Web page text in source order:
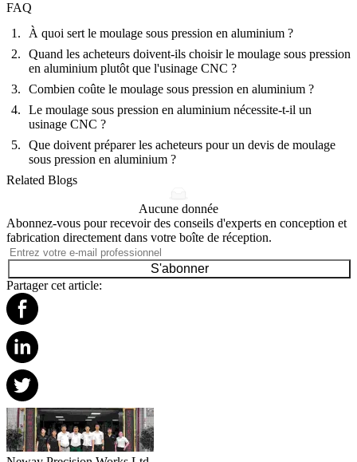
FAQ
À quoi sert le moulage sous pression en aluminium ?
Quand les acheteurs doivent-ils choisir le moulage sous pression
en aluminium plutôt que l'usinage CNC ?
Combien coûte le moulage sous pression en aluminium ?
Le moulage sous pression en aluminium nécessite-t-il un
usinage CNC ?
Que doivent préparer les acheteurs pour un devis de moulage
sous pression en aluminium ?
Related Blogs
Aucune donnée
Abonnez-vous pour recevoir des conseils d'experts en conception et
fabrication directement dans votre boîte de réception.
S'abonner
Partager cet article: